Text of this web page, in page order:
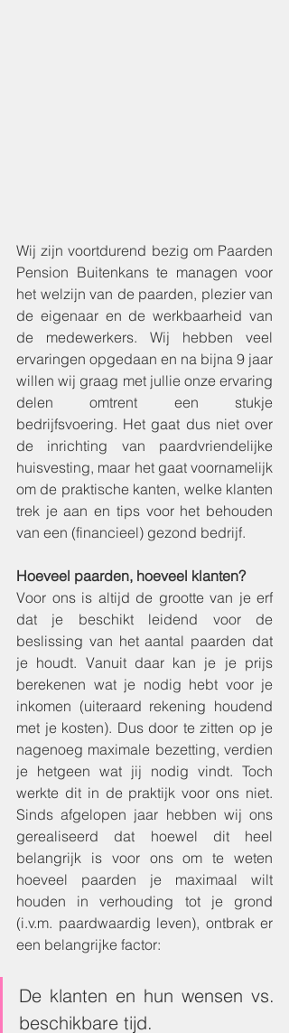
Wij zijn voortdurend bezig om Paarden
Pension Buitenkans te managen voor
het welzijn van de paarden, plezier van
de eigenaar en de werkbaarheid van
de medewerkers. Wij hebben veel
ervaringen opgedaan en na bijna 9 jaar
willen wij graag met jullie onze ervaring
delen omtrent een stukje
bedrijfsvoering. Het gaat dus niet over
de inrichting van paardvriendelijke
huisvesting, maar het gaat voornamelijk
om de praktische kanten, welke klanten
trek je aan en tips voor het behouden
van een (financieel) gezond bedrijf.
Hoeveel paarden, hoeveel klanten?
Voor ons is altijd de grootte van je erf
dat je beschikt leidend voor de
beslissing van het aantal paarden dat
je houdt. Vanuit daar kan je je prijs
berekenen wat je nodig hebt voor je
inkomen (uiteraard rekening houdend
met je kosten). Dus door te zitten op je
nagenoeg maximale bezetting, verdien
je hetgeen wat jij nodig vindt. Toch
werkte dit in de praktijk voor ons niet.
Sinds afgelopen jaar hebben wij ons
gerealiseerd dat hoewel dit heel
belangrijk is voor ons om te weten
hoeveel paarden je maximaal wilt
houden in verhouding tot je grond
(i.v.m. paardwaardig leven), ontbrak er
een belangrijke factor:
De klanten en hun wensen vs.
beschikbare tijd.